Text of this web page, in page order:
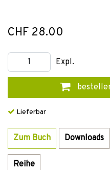
CHF 28.00
Expl.
Lieferbar
Zum Buch Downloads
Reihe